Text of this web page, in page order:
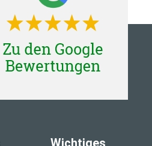
Wichtiges